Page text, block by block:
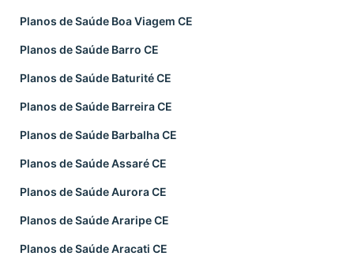
Planos de Saúde Boa Viagem CE
Planos de Saúde Barro CE
Planos de Saúde Baturité CE
Planos de Saúde Barreira CE
Planos de Saúde Barbalha CE
Planos de Saúde Assaré CE
Planos de Saúde Aurora CE
Planos de Saúde Araripe CE
Planos de Saúde Aracati CE